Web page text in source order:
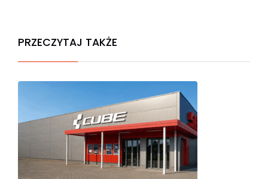
PRZECZYTAJ TAKŻE